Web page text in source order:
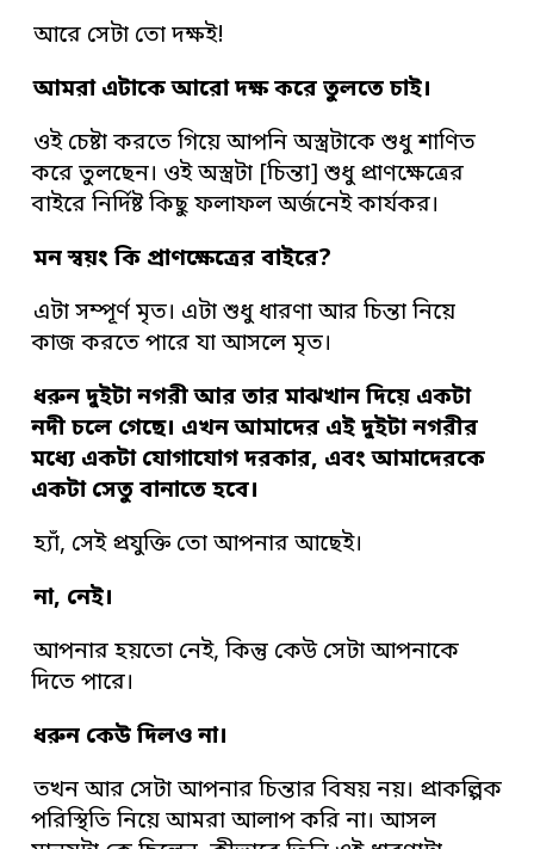
আরে সেটা তো দক্ষই!
আমরা এটাকে আরো দক্ষ করে তুলতে চাই।
ওই চেষ্টা করতে গিয়ে আপনি অস্ত্রটাকে শুধু শাণিত
করে তুলছেন। ওই অস্ত্রটা [চিন্তা] শুধু প্রাণক্ষেত্রের
বাইরে নির্দিষ্ট কিছু ফলাফল অর্জনেই কার্যকর।
মন স্বয়ং কি প্রাণক্ষেত্রের বাইরে?
এটা সম্পূর্ণ মৃত। এটা শুধু ধারণা আর চিন্তা নিয়ে
কাজ করতে পারে যা আসলে মৃত।
ধরুন দুইটা নগরী আর তার মাঝখান দিয়ে একটা
নদী চলে গেছে। এখন আমাদের এই দুইটা নগরীর
মধ্যে একটা যোগাযোগ দরকার, এবং আমাদেরকে
একটা সেতু বানাতে হবে।
হ্যাঁ, সেই প্রযুক্তি তো আপনার আছেই।
না, নেই।
আপনার হয়তো নেই, কিন্তু কেউ সেটা আপনাকে
দিতে পারে।
ধরুন কেউ দিলও না।
তখন আর সেটা আপনার চিন্তার বিষয় নয়। প্রাকল্পিক
পরিস্থিতি নিয়ে আমরা আলাপ করি না। আসল